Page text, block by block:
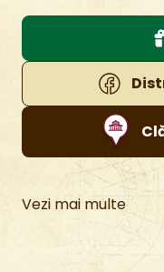
Vezi mai multe